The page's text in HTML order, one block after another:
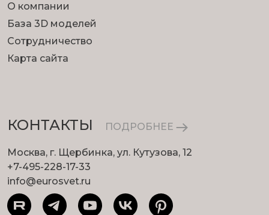
О компании
База 3D моделей
Сотрудничество
Карта сайта
КОНТАКТЫ ПОДРОБНЕЕ
Москва, г. Щербинка, ул. Кутузова, 12
+7-495-228-17-33
info@eurosvet.ru